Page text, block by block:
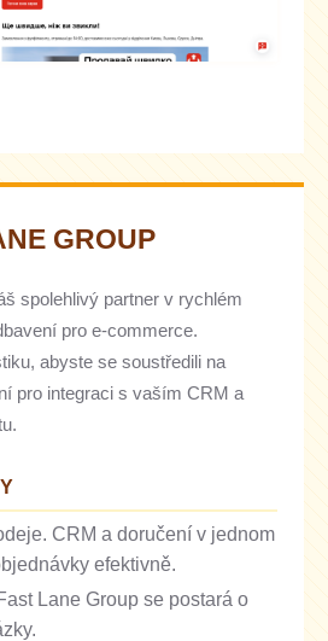
GROUP
spolehlivý partner v rychlém
pro e-commerce.
abyste se soustředili na
pro integraci s vaším CRM a
CRM a doručení v jednom
efektivně.
Lane Group se postará o